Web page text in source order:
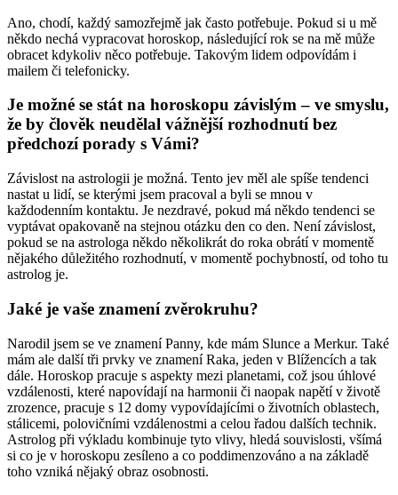
Ano, chodí, každý samozřejmě jak často potřebuje. Pokud si u mě
někdo nechá vypracovat horoskop, následující rok se na mě může
obracet kdykoliv něco potřebuje. Takovým lidem odpovídám i
mailem či telefonicky.
Je možné se stát na horoskopu závislým – ve smyslu,
že by člověk neudělal vážnější rozhodnutí bez
předchozí porady s Vámi?
Závislost na astrologii je možná. Tento jev měl ale spíše tendenci
nastat u lidí, se kterými jsem pracoval a byli se mnou v
každodenním kontaktu. Je nezdravé, pokud má někdo tendenci se
vyptávat opakovaně na stejnou otázku den co den. Není závislost,
pokud se na astrologa někdo několikrát do roka obrátí v momentě
nějakého důležitého rozhodnutí, v momentě pochybností, od toho tu
astrolog je.
Jaké je vaše znamení zvěrokruhu?
Narodil jsem se ve znamení Panny, kde mám Slunce a Merkur. Také
mám ale další tři prvky ve znamení Raka, jeden v Blížencích a tak
dále. Horoskop pracuje s aspekty mezi planetami, což jsou úhlové
vzdálenosti, které napovídají na harmonii či naopak napětí v životě
zrozence, pracuje s 12 domy vypovídajícími o životních oblastech,
stálicemi, polovičními vzdálenostmi a celou řadou dalších technik.
Astrolog při výkladu kombinuje tyto vlivy, hledá souvislosti, všímá
si co je v horoskopu zesíleno a co poddimenzováno a na základě
toho vzniká nějaký obraz osobnosti.